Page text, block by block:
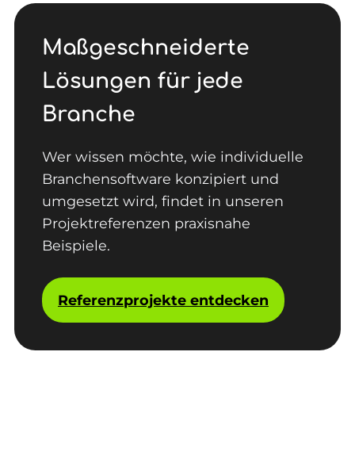
Maßgeschneiderte
Lösungen für jede
Branche
Wer wissen möchte, wie individuelle
Branchensoftware konzipiert und
umgesetzt wird, findet in unseren
Projektreferenzen praxisnahe
Beispiele.
Referenzprojekte entdecken